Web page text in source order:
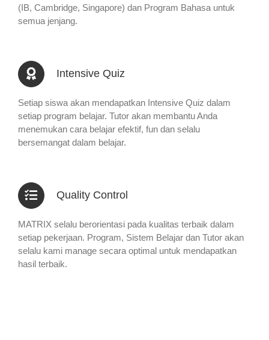
(IB, Cambridge, Singapore) dan Program Bahasa untuk
semua jenjang.
Intensive Quiz
Setiap siswa akan mendapatkan Intensive Quiz dalam
setiap program belajar. Tutor akan membantu Anda
menemukan cara belajar efektif, fun dan selalu
bersemangat dalam belajar.
Quality Control
MATRIX selalu berorientasi pada kualitas terbaik dalam
setiap pekerjaan. Program, Sistem Belajar dan Tutor akan
selalu kami manage secara optimal untuk mendapatkan
hasil terbaik.